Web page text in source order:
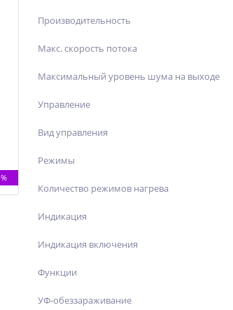
%
Производительность
Макс. скорость потока
Максимальный уровень шума на выходе
Управление
Вид управления
Режимы
Количество режимов нагрева
Индикация
Индикация включения
Функции
УФ-обеззараживание